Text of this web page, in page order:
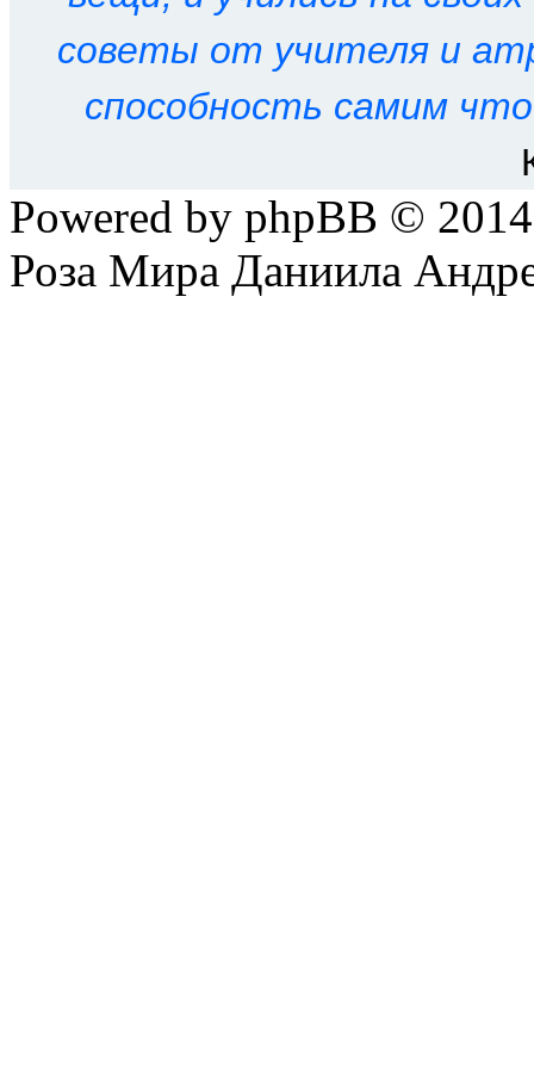
советы от учителя и
способность самим
Powered by phpBB ©
Роза Мира Даниила